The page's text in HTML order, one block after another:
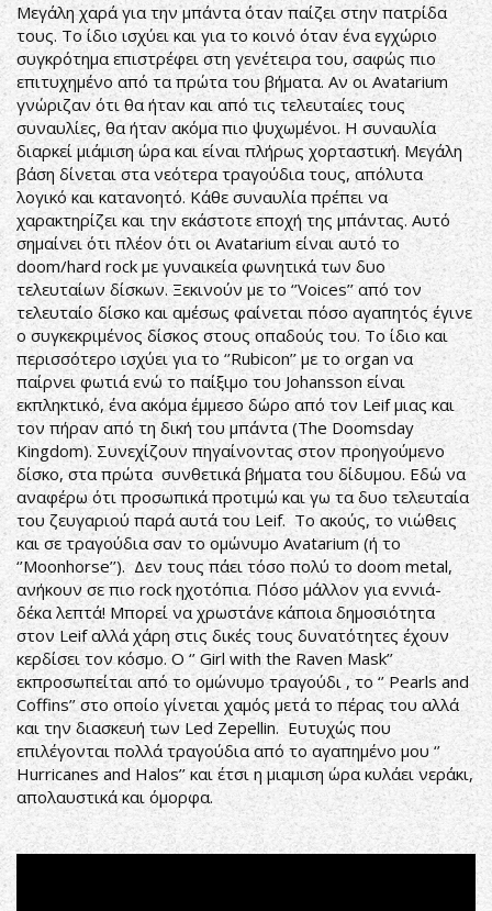
Μεγάλη χαρά για την μπάντα όταν παίζει στην πατρίδα
τους. Το ίδιο ισχύει και για το κοινό όταν ένα εγχώριο
συγκρότημα επιστρέφει στη γενέτειρα του, σαφώς πιο
επιτυχημένο από τα πρώτα του βήματα. Αν οι Avatarium
γνώριζαν ότι θα ήταν και από τις τελευταίες τους
συναυλίες, θα ήταν ακόμα πιο ψυχωμένοι. Η συναυλία
διαρκεί μιάμιση ώρα και είναι πλήρως χορταστική. Μεγάλη
βάση δίνεται στα νεότερα τραγούδια τους, απόλυτα
λογικό και κατανοητό. Κάθε συναυλία πρέπει να
χαρακτηρίζει και την εκάστοτε εποχή της μπάντας. Αυτό
σημαίνει ότι πλέον ότι οι Avatarium είναι αυτό το
doom/hard rock με γυναικεία φωνητικά των δυο
τελευταίων δίσκων. Ξεκινούν με το ‘’Voices’’ από τον
τελευταίο δίσκο και αμέσως φαίνεται πόσο αγαπητός έγινε
ο συγκεκριμένος δίσκος στους οπαδούς του. Το ίδιο και
περισσότερο ισχύει για το ‘’Rubicon’’ με το organ να
παίρνει φωτιά ενώ το παίξιμο του Johansson είναι
εκπληκτικό, ένα ακόμα έμμεσο δώρο από τον Leif μιας και
τον πήραν από τη δική του μπάντα (The Doomsday
Kingdom). Συνεχίζουν πηγαίνοντας στον προηγούμενο
δίσκο, στα πρώτα συνθετικά βήματα του δίδυμου. Εδώ να
αναφέρω ότι προσωπικά προτιμώ και γω τα δυο τελευταία
του ζευγαριού παρά αυτά του Leif. Το ακούς, το νιώθεις
και σε τραγούδια σαν το ομώνυμο Avatarium (ή το
‘’Moonhorse’’). Δεν τους πάει τόσο πολύ το doom metal,
ανήκουν σε πιο rock ηχοτόπια. Πόσο μάλλον για εννιά-
δέκα λεπτά! Μπορεί να χρωστάνε κάποια δημοσιότητα
στον Leif αλλά χάρη στις δικές τους δυνατότητες έχουν
κερδίσει τον κόσμο. Ο ‘’ Girl with the Raven Mask’’
εκπροσωπείται από το ομώνυμο τραγούδι , το ‘’ Pearls and
Coffins’’ στο οποίο γίνεται χαμός μετά το πέρας του αλλά
και την διασκευή των Led Zepellin. Ευτυχώς που
επιλέγονται πολλά τραγούδια από το αγαπημένο μου ‘’
Hurricanes and Halos’’ και έτσι η μιαμιση ώρα κυλάει νεράκι,
απολαυστικά και όμορφα.